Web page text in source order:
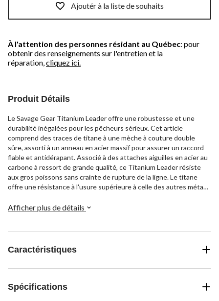
Ajoutér à la liste de souhaits
À l'attention des personnes résidant au Québec: pour
obtenir des renseignements sur l'entretien et la
réparation, cliquez ici.
Produit Détails
Le Savage Gear Titanium Leader offre une robustesse et une
durabilité inégalées pour les pêcheurs sérieux. Cet article
comprend des traces de titane à une mèche à couture double
sûre, assorti à un anneau en acier massif pour assurer un raccord
fiable et antidérapant. Associé à des attaches aiguilles en acier au
carbone à ressort de grande qualité, ce Titanium Leader résiste
aux gros poissons sans crainte de rupture de la ligne. Le titane
offre une résistance à l'usure supérieure à celle des autres métaux
une bonne détection des morsures. Que ce soit pour le
Afficher plus de détails
Caractéristiques
Spécifications